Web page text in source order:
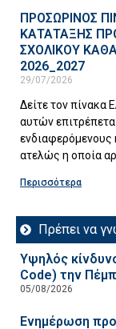
ΠΡΟΣΩΡΙΝΟΣ
ΚΑΤΑΤΑΞΗΣ
ΣΧΟΛΙΚΟΥ
2026_2027
29/07/2026
Δείτε τον πίνακα
αυτών
ατελώς η οποία
Περισσότερα
Πρέπει να
Υψηλός
Code) την
05/08/2026
Ενημέρωση